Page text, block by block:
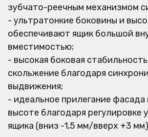
зубчато-реечным механизмом
- ультратонкие боковины и
обеспечивают ящик большой
вместимостью;
- высокая боковая
скольжение благодаря
выдвижения;
- идеальное прилегание фасада
высоте благодаря регулировке
ящика (вниз -1,5 мм/вверх +3